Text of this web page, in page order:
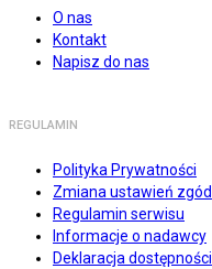
O nas
Kontakt
Napisz do nas
REGULAMIN
Polityka Prywatności
Zmiana ustawień zgód
Regulamin serwisu
Informacje o nadawcy
Deklaracja dostępności